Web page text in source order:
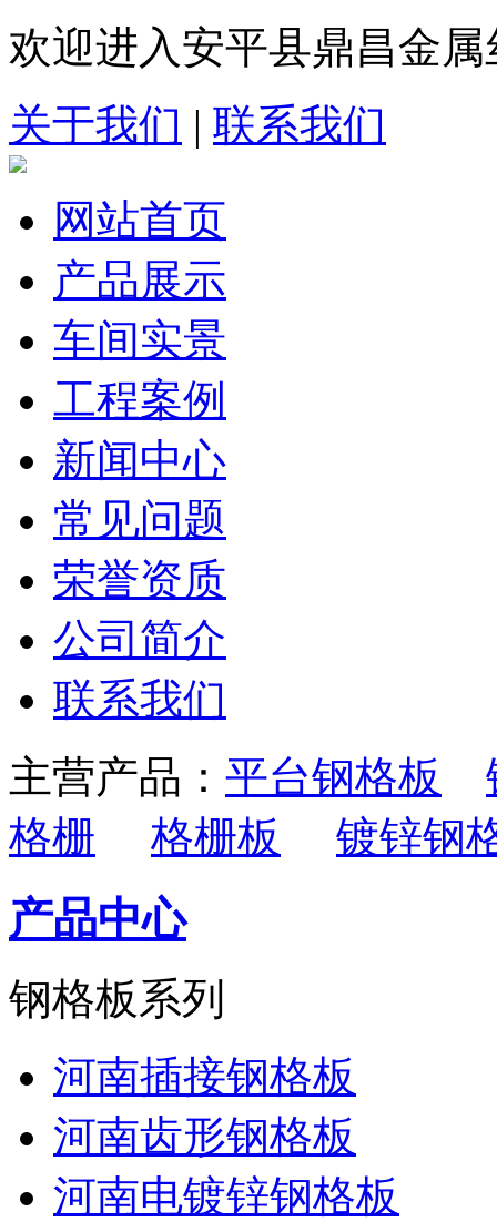
欢迎进入安平县鼎昌金
关于我们 | 联系我们
网站首页
产品展示
车间实景
工程案例
新闻中心
常见问题
荣誉资质
公司简介
联系我们
主营产品： 平台钢格板
格栅
格栅板 镀锌钢
产品中心
钢格板系列
河南插接钢格板
河南齿形钢格板
河南电镀锌钢格板